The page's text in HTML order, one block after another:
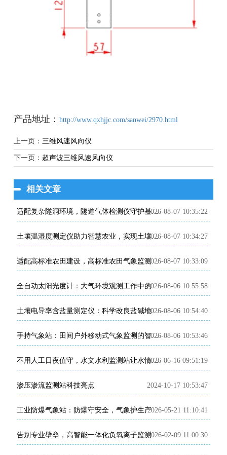
产品地址： http://www.qxhjjc.com/sanwei/2970.html
上一页： 三维风速风向仪
下一页： 超声波三维风速风向仪
相关文章
适配复杂隧洞环境，隧道气体检测仪守护基建施工安全
2026-08-07 10:35:22
土壤温湿度测定仪助力智慧农业，实现土壤环境精细化管控
2026-08-07 10:34:27
适配高标准农田建设，高标准农田气象监测系统助力粮食稳产增收
2026-08-07 10:33:09
全自动太阳光度计：大气环境观测工作中的专业智能监测设备
2026-08-06 10:55:58
土壤电导率含盐量测定仪：科学改良盐碱地的田间检测利器
2026-08-06 10:54:40
手持气象站：田间户外移动式气象监测的智能便携装备
2026-08-06 10:53:46
不用人工日夜值守，水文水利监测站让水情管理更省心
2026-06-16 09:51:19
渗压渗流监测站科技亮点 2024-10-17 10:53:47
工业防爆气象站：防爆守安全，气象护生产2026-05-21 11:10:41
告别专业壁垒，高智能一体化负氧离子监测站让负氧离子监测变简单
2026-02-09 11:00:30